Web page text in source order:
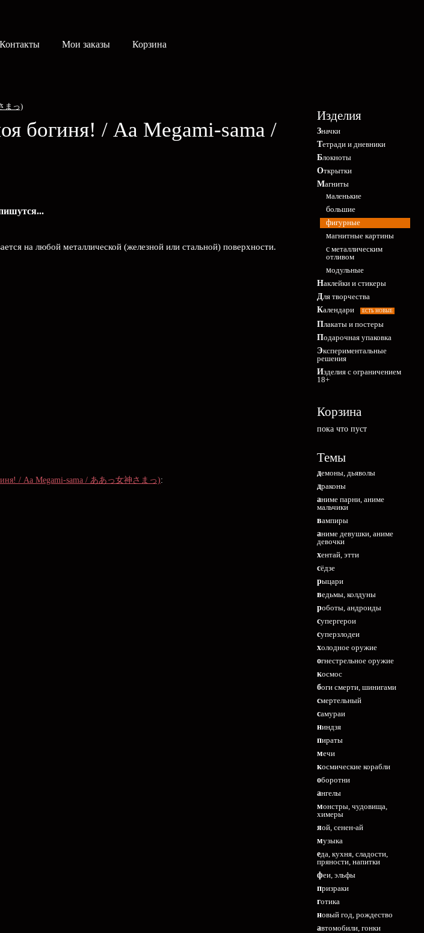
Контакты Мои заказы Корзина
まっ)
богиня! / Aa Megami-sama /
на любой металлической (железной или стальной) поверхности.
/ Aa Megami-sama / ああっ女神さまっ):
Изделия
Значки
Тетради и дневники
Блокноты
Открытки
Магниты
маленькие
большие
фигурные
магнитные картины
с металлическим
отливом
модульные
Наклейки и стикеры
Для творчества
Календари
ЕСТЬ НОВЫЕ
Плакаты и постеры
Подарочная упаковка
Экспериментальные
решения
Изделия с ограничением
18+
Корзина
пока что пуст
Темы
демоны, дьяволы
драконы
аниме парни, аниме
мальчики
вампиры
аниме девушки, аниме
девочки
хентай, этти
сёдзе
рыцари
ведьмы, колдуны
роботы, андроиды
супергерои
суперзлодеи
холодное оружие
огнестрельное оружие
космос
боги смерти, шинигами
смертельный
самураи
ниндзя
пираты
мечи
космические корабли
оборотни
ангелы
монстры, чудовища,
химеры
яой, сенен-ай
музыка
еда, кухня, сладости,
пряности, напитки
феи, эльфы
призраки
готика
новый год, рождество
автомобили, гонки